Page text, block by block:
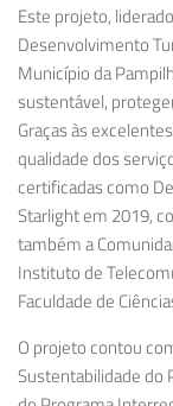
Este projeto,
Desenvolvimento
Município da
sustentável,
Graças às
qualidade dos
certificadas como
Starlight em 2019,
também a
Instituto de
Faculdade de
O projeto contou
Sustentabilidade do